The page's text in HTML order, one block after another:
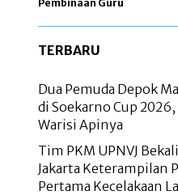
Pembinaan Guru
TERBARU
Dua Pemuda Depok
di Soekarno Cup
Warisi Apinya
Tim PKM UPNVJ
Jakarta Keterampilan
Pertama Kecelakaan